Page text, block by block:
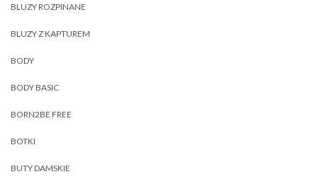
BLUZY ROZPINANE
BLUZY Z KAPTUREM
BODY
BODY BASIC
BORN2BE FREE
BOTKI
BUTY DAMSKIE